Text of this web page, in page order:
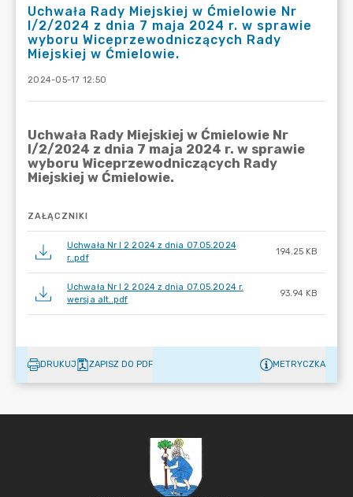
Uchwała Rady Miejskiej w Ćmielowie Nr
I/2/2024 z dnia 7 maja 2024 r. w sprawie
wyboru Wiceprzewodniczących Rady
Miejskiej w Ćmielowie.
2024-05-17 12:50
ZAŁĄCZNIKI
Uchwała Nr I 2 2024 z dnia 07.05.2024
r..pdf
194.25 KB
Uchwała Nr I 2 2024 z dnia 07.05.2024 r.
wersja alt..pdf
93.94 KB
DRUKUJ ZAPISZ DO PDF METRYCZKA